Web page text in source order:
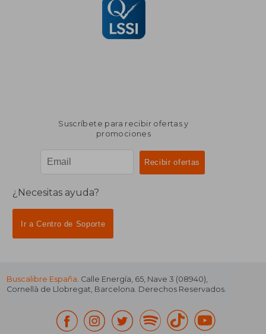
Suscríbete para recibir ofertas y
promociones
¿Necesitas ayuda?
Ir a Centro de Soporte
Buscalibre España. Calle Energía, 65, Nave 3 (08940),
Cornellà de Llobregat, Barcelona. Derechos Reservados.